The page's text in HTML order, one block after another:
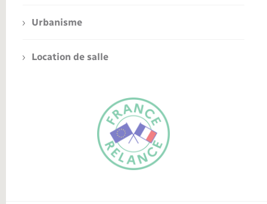
Urbanisme
Location de salle